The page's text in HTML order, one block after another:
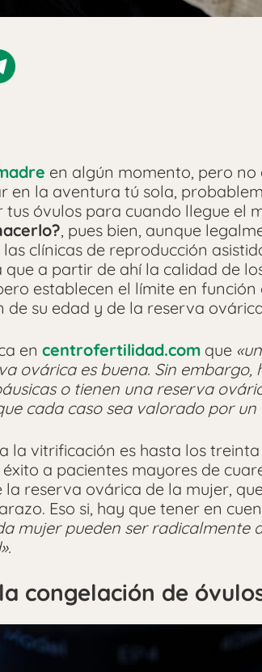
en algún momento, pero no
en la aventura tú sola,
óvulos para cuando llegue el
, pues bien, aunque
clínicas de reproducción
a partir de ahí la calidad de
establecen el límite en
de su edad y de la reserva
en centrofertilidad.com que
ovárica es buena. Sin embargo,
o tienen una reserva
cada caso sea valorado por un
la vitrificación es hasta los
a pacientes mayores de
reserva ovárica de la mujer,
Eso si, hay que tener en
mujer pueden ser radicalmente
congelación de